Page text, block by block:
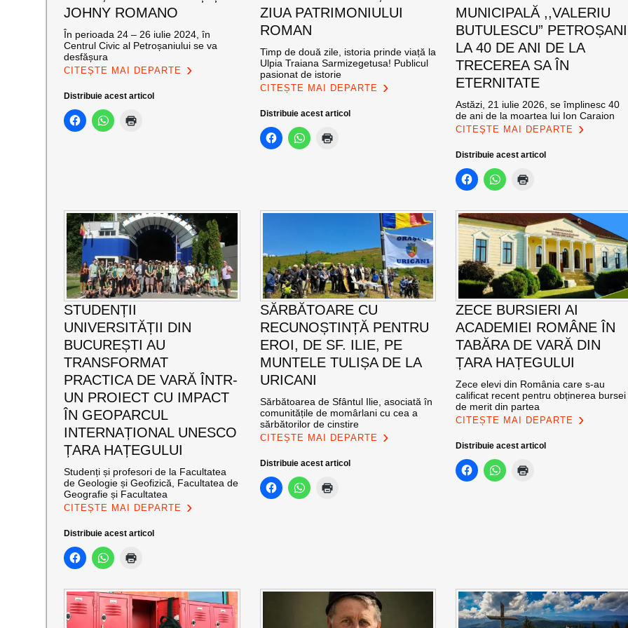
JOHNY ROMANO
În perioada 24 – 26 iulie 2024, în
Centrul Civic al Petroșaniului se va
desfășura
CITEȘTE MAI DEPARTE
Distribuie acest articol
ZIUA PATRIMONIULUI
ROMAN
Timp de două zile, istoria prinde viață la
Ulpia Traiana Sarmizegetusa! Publicul
pasionat de istorie
CITEȘTE MAI DEPARTE
Distribuie acest articol
MUNICIPALĂ ,,VALERIU
BUTULESCU”
LA 40 DE ANI DE LA
TRECEREA SA ÎN
ETERNITATE
Astăzi, 21 iulie 2026, se împlinesc 40
de ani de la moartea lui Ion Caraion
CITEȘTE MAI DEPARTE
Distribuie acest articol
STUDENȚII
UNIVERSITĂȚII DIN
BUCUREȘTI AU
TRANSFORMAT
PRACTICA DE VARĂ ÎNTR-
UN PROIECT CU IMPACT
ÎN GEOPARCUL
INTERNAȚIONAL UNESCO
ȚARA HAȚEGULUI
Studenți și profesori de la Facultatea
de Geologie și Geofizică, Facultatea de
Geografie și Facultatea
CITEȘTE MAI DEPARTE
Distribuie acest articol
SĂRBĂTOARE CU
RECUNOȘTINȚĂ PENTRU
EROI, DE SF. ILIE, PE
MUNTELE TULIȘA DE LA
URICANI
Sărbătoarea de Sfântul Ilie, asociată în
comunitățile de momârlani cu cea a
sărbătorilor de cinstire
CITEȘTE MAI DEPARTE
Distribuie acest articol
ZECE BURSIERI AI
ACADEMIEI ROMÂNE ÎN
TABĂRA DE VARĂ DIN
ȚARA HAȚEGULUI
Zece elevi din România care s-au
calificat recent pentru obținerea bursei
de merit din partea
CITEȘTE MAI DEPARTE
Distribuie acest articol